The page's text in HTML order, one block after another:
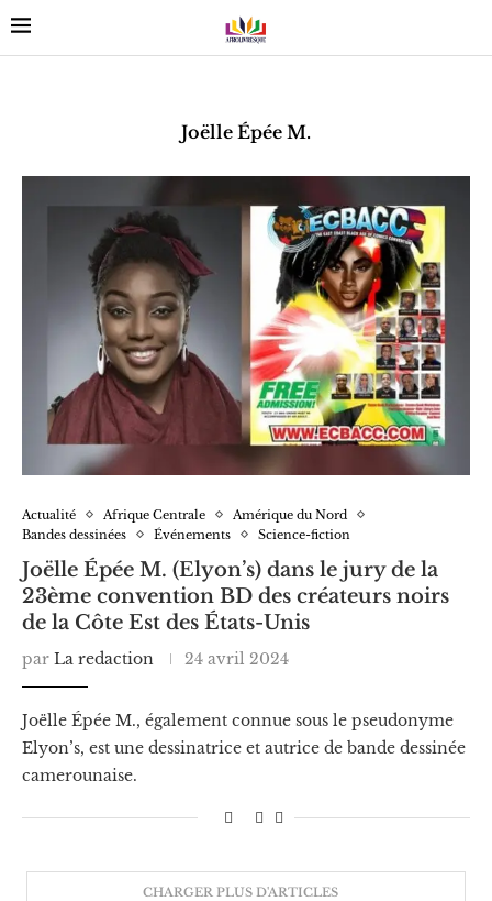
Joëlle Épée M.
Actualité Afrique Centrale
Amérique du Nord
Bandes dessinées
Événements Science-fiction
Joëlle Épée M. (Elyon’s) dans le jury de la
23ème convention BD des créateurs noirs
de la Côte Est des États-Unis
par La redaction 24 avril 2024
Joëlle Épée M., également connue sous le pseudonyme
Elyon’s, est une dessinatrice et autrice de bande dessinée
camerounaise.
CHARGER PLUS D'ARTICLES